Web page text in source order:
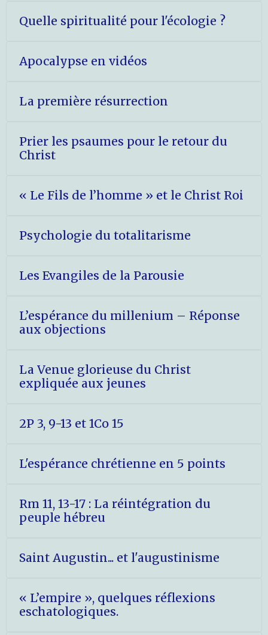
Quelle spiritualité pour l'écologie ?
Apocalypse en vidéos
La première résurrection
Prier les psaumes pour le retour du
Christ
« Le Fils de l’homme » et le Christ Roi
Psychologie du totalitarisme
Les Evangiles de la Parousie
L’espérance du millenium – Réponse
aux objections
La Venue glorieuse du Christ
expliquée aux jeunes
2P 3, 9-13 et 1Co 15
L'espérance chrétienne en 5 points
Rm 11, 13-17 : La réintégration du
peuple hébreu
Saint Augustin... et l'augustinisme
« L’empire », quelques réflexions
eschatologiques.